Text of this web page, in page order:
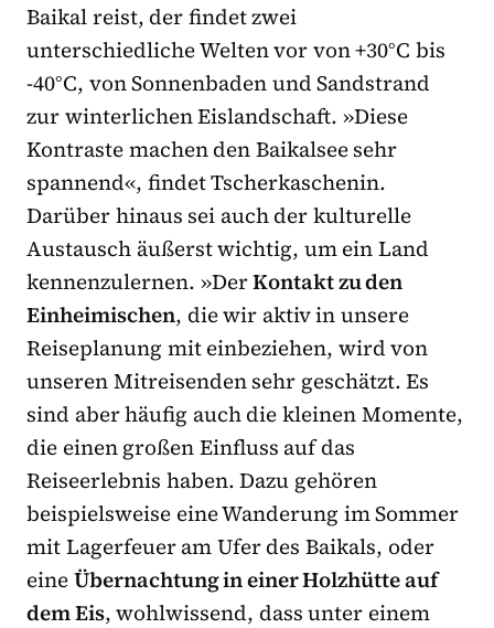
Baikal reist, der findet zwei
unterschiedliche Welten vor von +30°C bis
-40°C, von Sonnenbaden und Sandstrand
zur winterlichen Eislandschaft. »Diese
Kontraste machen den Baikalsee sehr
spannend«, findet Tscherkaschenin.
Darüber hinaus sei auch der kulturelle
Austausch äußerst wichtig, um ein Land
kennenzulernen. »DerKontakt zu den
Einheimischen, die wir aktiv in unsere
Reiseplanung mit einbeziehen, wird von
unseren Mitreisenden sehr geschätzt. Es
sind aber häufig auch die kleinen Momente,
die einen großen Einfluss auf das
Reiseerlebnis haben. Dazu gehören
beispielsweise eine Wanderung im Sommer
mit Lagerfeuer am Ufer des Baikals, oder
eineÜbernachtung in einer Holzhütte auf
dem Eis, wohlwissend, dass unter einem